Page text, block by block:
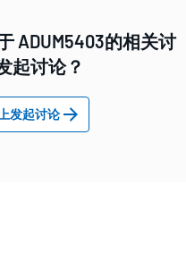
ADUM5403的相关讨
起讨论？
发起讨论